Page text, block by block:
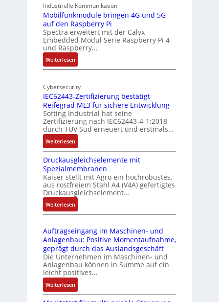
I
a
n
d
g
e
9
-
Z
o
l
l
-
I
d
u
t
r
i
e
-
P
C
l
ä
s
s
s
i
c
h
f
l
e
x
Industrielle Kommunikation
Mobilfunkmodule bringen 4G und 5G
auf den Raspberry Pi
Spectra erweitert mit der Calyx
Embedded Modul Serie Raspberry Pi 4
und Raspberry…
Weiterlesen:
M
b
i
f
u
n
k
m
o
d
u
l
e
b
r
i
n
e
n
4
G
u
Cybersecurity
IEC62443-Zertifizierung bestätigt
Reifegrad ML3 für sichere Entwicklung
Softing Industrial hat seine
Zertifizierung nach IEC62443-4-1:2018
durch TÜV Süd erneuert und erstmals…
Weiterlesen:
I
E
C
6
2
4
4
3
Z
e
r
t
i
Druckausgleichselemente mit
Spezialmembranen
Kaiser stellt mit Agro ein hochrobustes,
aus rostfreiem Stahl A4 (V4A) gefertigtes
Druckausgleichselement…
Weiterlesen:
D
u
c
k
a
u
s
g
l
Auftragseingang im Maschinen- und
Anlagenbau: Positive Momentaufnahme,
geprägt durch das Auslandsgeschäft
Die Unternehmen im Maschinen- und
Anlagenbau können in Summe auf ein
leicht positives…
Weiterlesen:
A